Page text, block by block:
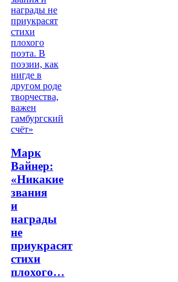
Марк
Вайнер:
«Никакие
звания
и
награды
не
приукрасят
стихи
плохого…